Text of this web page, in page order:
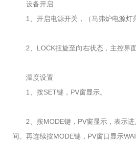
设备开启
1、开启电源开关，（马弗炉电源灯
2、LOCK扭旋至向右状态，主控界面
温度设置
1、按SET键，PV窗显示。
2、按MODE键，PV窗显示，表示进
间。再连续按MODE键，PV窗口显示